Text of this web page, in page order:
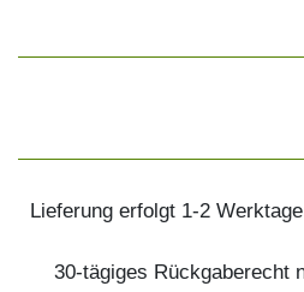
Lieferung erfolgt 1-2
30-tägiges Rückgaberecht